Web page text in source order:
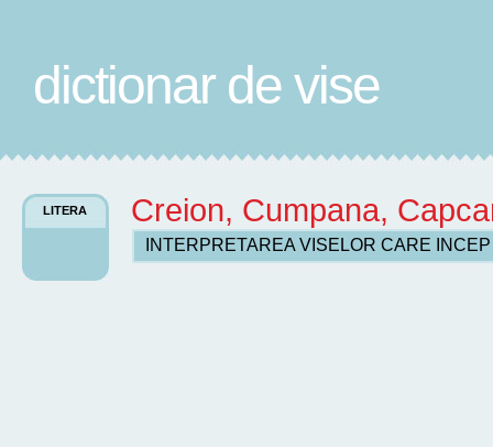
dictionar de vise
LITERA Creion, Cumpana,
INTERPRETAREA VISELOR CARE